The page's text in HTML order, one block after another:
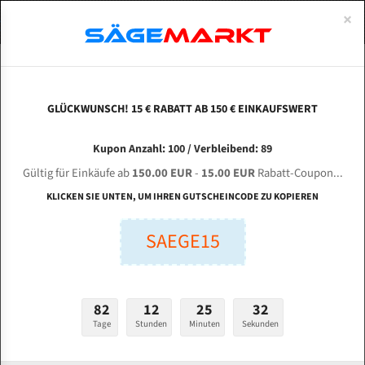
MEGA - KMT KBS 350 A für 4115 mm Bi-Metall
Bandsägeblätter
Länge (mm):
Stärken + Zahnteilung:
mm
ABOUTS
ENGLISH
Bi-Metall Meterware
Fleischerei Bandsägeblätter
Bandmesser Glatt Meterware
Konvex Meterware
×
GLÜCKWUNSCH! 15 € RABATT AB 150 € EINKAUFSWERT
Kupon Anzahl: 100 / Verbleibend: 89
Gültig für Einkäufe ab150.00 EUR- 15.00 EURRabatt-Coupon...
KLICKEN SIE UNTEN, UM IHREN GUTSCHEINCODE ZU KOPIEREN
SAEGE15
82
Tage
12
Stunden
25
Minuten
32
Sekunden